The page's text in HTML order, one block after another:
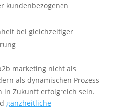
kundenbezogenen
bei gleichzeitiger
marketing nicht als
als dynamischen Prozess
in Zukunft erfolgreich sein.
ganzheitliche